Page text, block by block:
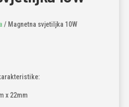
/ Magnetna svjetiljka 10W
x 22mm